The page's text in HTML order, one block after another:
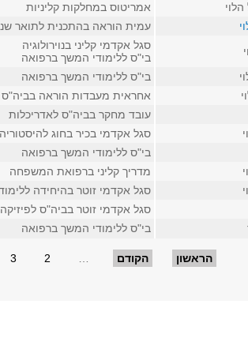
אמריטוס במחלקות קליניות
עמית הוראה בהתכנית לתואר
סגל אקדמי קליני בנוירולוגיה
בי"ס ללימודי המשך ברפואה
בי"ס ללימודי המשך ברפואה
אחראית מעבדות הוראה בביה"ס
עובד מחקר בביה"ס לאדריכלות
סגל אקדמי בכיר בחוג
בי"ס ללימודי המשך ברפואה
מדריך קליני ברפואת המשפחה
סגל אקדמי זוטר בהיחידה
סגל אקדמי זוטר בביה"ס
בי"ס ללימודי המשך ברפואה
הראשון הקודם 2
3